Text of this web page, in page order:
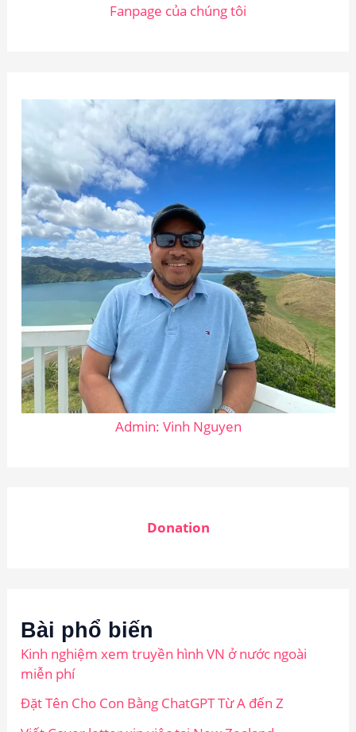
Fanpage của chúng tôi
Admin: Vinh Nguyen
Donation
Bài phổ biến
Kinh nghiệm xem truyền hình VN ở nước ngoài
miễn phí
Đặt Tên Cho Con Bằng ChatGPT Từ A đến Z